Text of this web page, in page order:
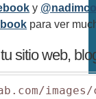
y
para ver
sitio web,